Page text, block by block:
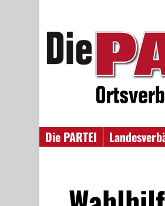
Die PARTEI